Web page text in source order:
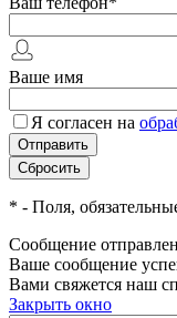
Ваше имя
Я согласен на
* - Поля,
Сообщение
Ваше сообщение
Вами свяжется наш
Закрыть окно